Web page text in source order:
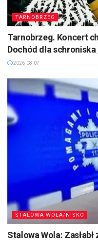
TARNOBRZEG
Tarnobrzeg. Koncert
Dochód dla schroniska
2026-08-07
STALOWA WOLA/NISKO
Stalowa Wola: